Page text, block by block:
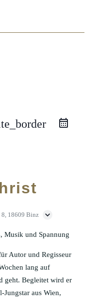
8, 18609 Binz
Musik und Spannung
Autor und Regisseur
lang auf
geht. Begleitet wird er
aus Wien,